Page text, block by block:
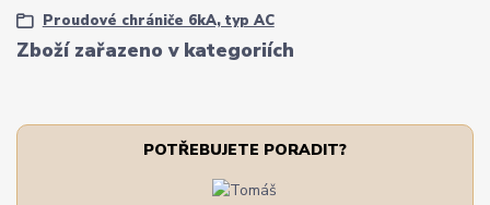
Zboží zařazeno v kategoriích
Proudové chrániče 6kA, typ AC
POTŘEBUJETE PORADIT?